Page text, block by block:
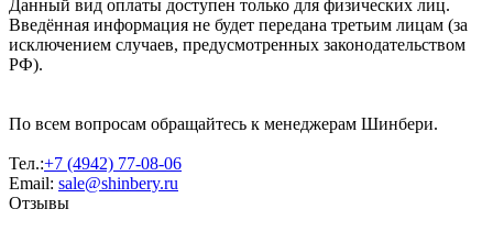
Данный вид оплаты доступен только для физических лиц.
Введённая информация не будет передана третьим лицам (за
исключением случаев, предусмотренных законодательством
РФ).
По всем вопросам обращайтесь к менеджерам Шинбери.
Тел.:+7 (4942) 77-08-06
Email: sale@shinbery.ru
Отзывы